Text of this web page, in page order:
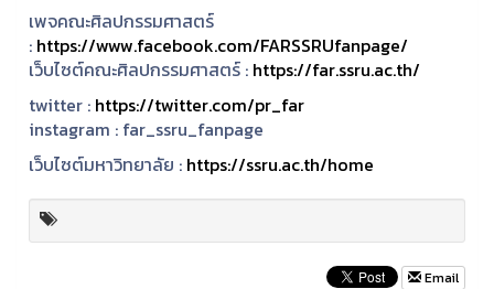
เพจคณะศิลปกรรมศาสตร์
: https://www.facebook.com/FARSSRUfanpage/
เว็บไซต์คณะศิลปกรรมศาสตร์ : https://far.ssru.ac.th/
twitter : https://twitter.com/pr_far
instagram : far_ssru_fanpage
เว็บไซต์มหาวิทยาลัย : https://ssru.ac.th/home
Email